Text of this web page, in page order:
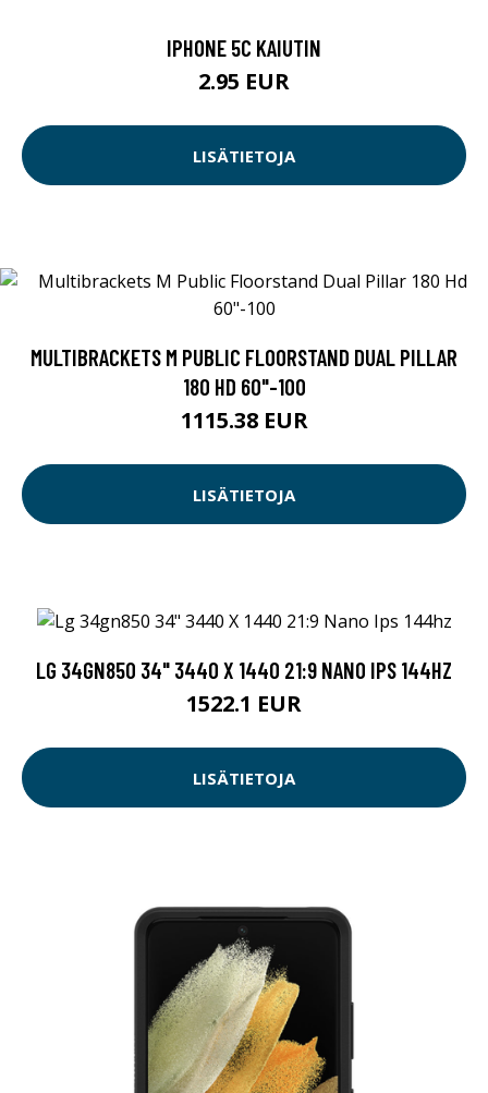
IPHONE 5C KAIUTIN
2.95 EUR
LISÄTIETOJA
MULTIBRACKETS M PUBLIC FLOORSTAND DUAL PILLAR
180 HD 60"-100
1115.38 EUR
LISÄTIETOJA
LG 34GN850 34" 3440 X 1440 21:9 NANO IPS 144HZ
1522.1 EUR
LISÄTIETOJA